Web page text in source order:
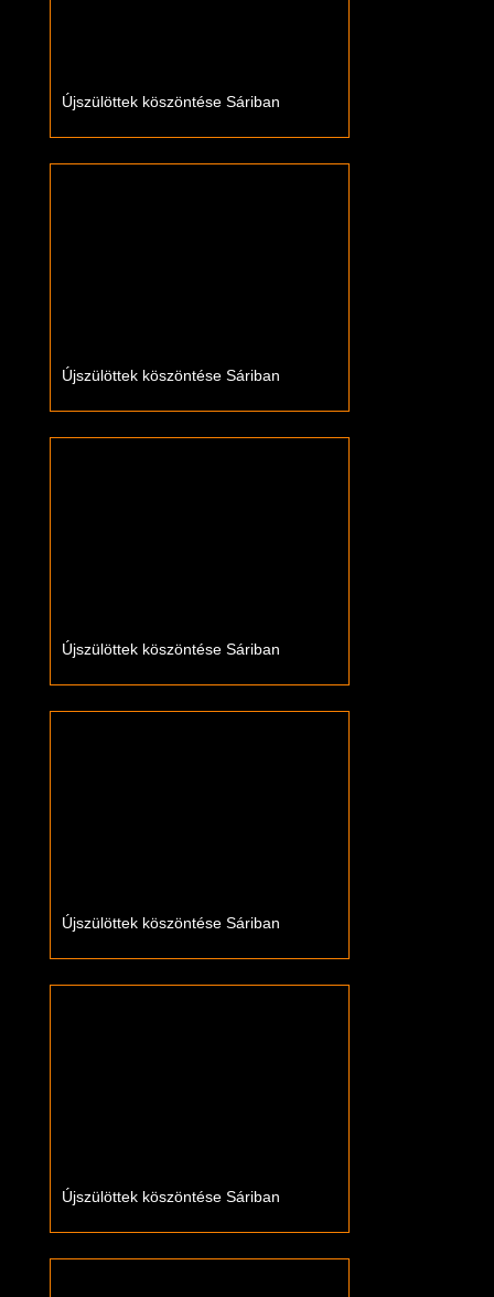
Újszülöttek köszöntése Sáriban
Újszülöttek köszöntése Sáriban
Újszülöttek köszöntése Sáriban
Újszülöttek köszöntése Sáriban
Újszülöttek köszöntése Sáriban